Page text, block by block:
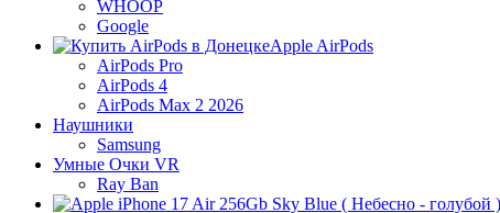
WHOOP
Google
Apple AirPods
AirPods Pro
AirPods 4
AirPods Max 2 2026
Наушники
Samsung
Умные Очки VR
Ray Ban